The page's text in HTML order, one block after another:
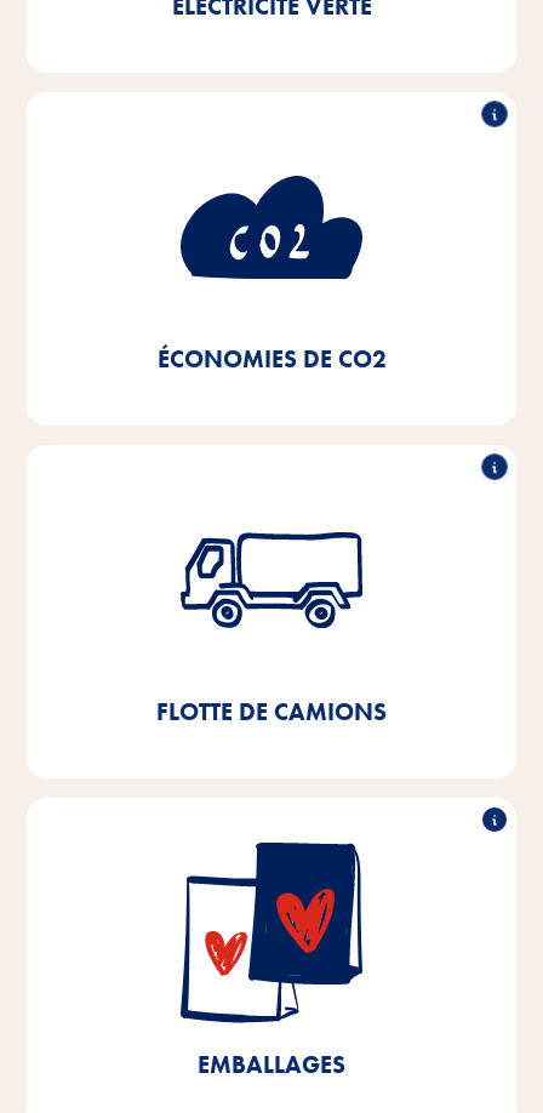
ÉLECTRICITÉ VERTE
ÉCONOMIES DE CO2
Grâce à l'utilisation d'électricité verte et au passage à
des systèmes de chauffage de proximité et à des
chaudières à condensation de nos installations de
chauffage, ainsi qu'à l'utilisation d'un éclairage LED,
depuis 2020.
FLOTTE DE CAMIONS
camions
La mise en place d'un entrepôt à hauts rayonnages
entièrement automatisé en 2021 nous permettra
EMBALLAGES
90% recyclables
Dans nos sites de production de Brême et de Basse-
Saxe, nous utilisons déjà des emballages recyclables
à plus de 90%. D'ici 2025, nous visons 100%
d'emballages recyclables pour les produits fabriqués
à Brême et en Basse-Saxe, ainsi qu'une réduction de
10% des matières plastiques.